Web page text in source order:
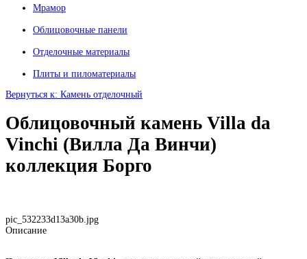
Мрамор
Облицовочные панели
Отделочные материалы
Плиты и пиломатериалы
Вернуться к: Камень отделочный
Облицовочный камень Villa da
Vinсhi (Вилла Да Винчи)
коллекция Борго
pic_532233d13a30b.jpg
Описание